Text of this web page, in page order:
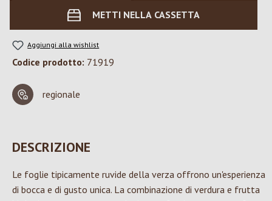
METTI NELLA CASSETTA
Aggiungi alla wishlist
Codice prodotto: 71919
regionale
DESCRIZIONE
Le foglie tipicamente ruvide della verza offrono un'esperienza
di bocca e di gusto unica. La combinazione di verdura e frutta